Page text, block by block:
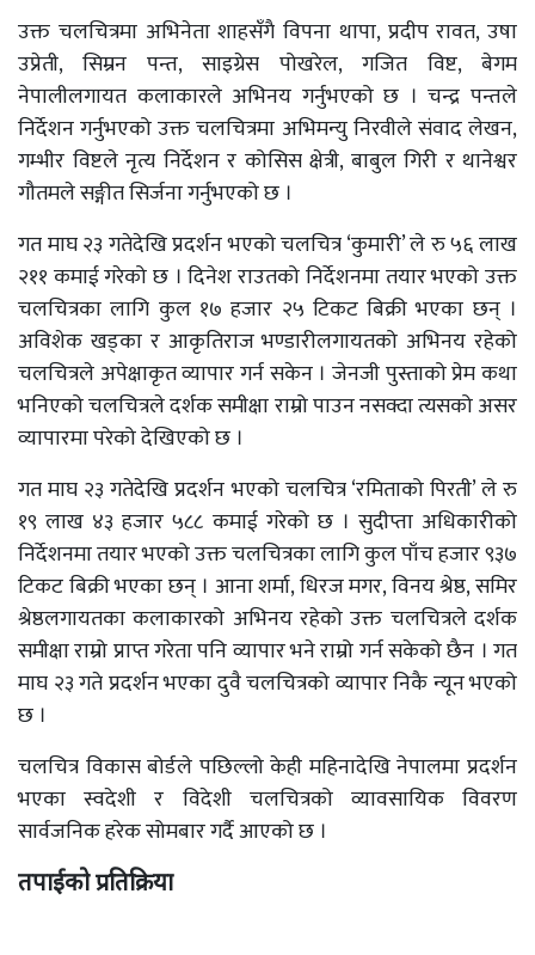
उक्त चलचित्रमा अभिनेता शाहसँगै विपना थापा, प्रदीप रावत, उषा
उप्रेती, सिम्रन पन्त, साइग्रेस पोखरेल, गजित विष्ट, बेगम
नेपालीलगायत कलाकारले अभिनय गर्नुभएको छ । चन्द्र पन्तले
निर्देशन गर्नुभएको उक्त चलचित्रमा अभिमन्यु निरवीले संवाद लेखन,
गम्भीर विष्टले नृत्य निर्देशन र कोसिस क्षेत्री, बाबुल गिरी र थानेश्वर
गौतमले सङ्गीत सिर्जना गर्नुभएको छ ।
गत माघ २३ गतेदेखि प्रदर्शन भएको चलचित्र ‘कुमारी’ ले रु ५६ लाख
२११ कमाई गरेको छ । दिनेश राउतको निर्देशनमा तयार भएको उक्त
चलचित्रका लागि कुल १७ हजार २५ टिकट बिक्री भएका छन् ।
अविशेक खड्का र आकृतिराज भण्डारीलगायतको अभिनय रहेको
चलचित्रले अपेक्षाकृत व्यापार गर्न सकेन । जेनजी पुस्ताको प्रेम कथा
भनिएको चलचित्रले दर्शक समीक्षा राम्रो पाउन नसक्दा त्यसको असर
व्यापारमा परेको देखिएको छ ।
गत माघ २३ गतेदेखि प्रदर्शन भएको चलचित्र ‘रमिताको पिरती’ ले रु
१९ लाख ४३ हजार ५८८ कमाई गरेको छ । सुदीप्ता अधिकारीको
निर्देशनमा तयार भएको उक्त चलचित्रका लागि कुल पाँच हजार ९३७
टिकट बिक्री भएका छन् । आना शर्मा, धिरज मगर, विनय श्रेष्ठ, समिर
श्रेष्ठलगायतका कलाकारको अभिनय रहेको उक्त चलचित्रले दर्शक
समीक्षा राम्रो प्राप्त गरेता पनि व्यापार भने राम्रो गर्न सकेको छैन । गत
माघ २३ गते प्रदर्शन भएका दुवै चलचित्रको व्यापार निकै न्यून भएको
छ ।
चलचित्र विकास बोर्डले पछिल्लो केही महिनादेखि नेपालमा प्रदर्शन
भएका स्वदेशी र विदेशी चलचित्रको व्यावसायिक विवरण
सार्वजनिक हरेक सोमबार गर्दै आएको छ ।
तपाईको प्रतिक्रिया